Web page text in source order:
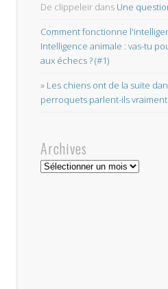
De clippeleir dans Une
Comment fonctionne
Intelligence animale : vas-tu
aux échecs ? (#1)
» Les chiens ont de la suite
perroquets parlent-ils vraiment
Archives
Archives